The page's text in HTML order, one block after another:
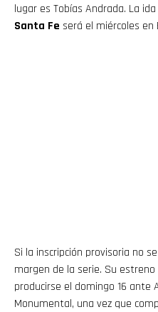
lugar es Tobías Andrada. La
Santa Fe será el miércoles en
Si la inscripción provisoria no
margen de la serie. Su
producirse el domingo 16 ante
Monumental, una vez que